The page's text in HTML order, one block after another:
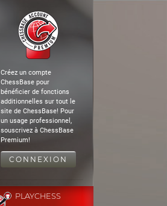
Créez un compte
ChessBase pour
bénéficier de fonctions
additionnelles sur tout le
site de ChessBase! Pour
un usage professionnel,
souscrivez à ChessBase
Premium!
CONNEXION
PLAYCHESS